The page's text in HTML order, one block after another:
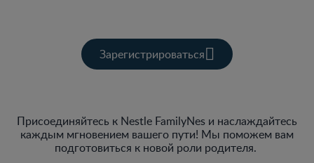
Зарегистрироваться
Присоединяйтесь к Nestle FamilyNes и наслаждайтесь
каждым мгновением вашего пути! Мы поможем вам
подготовиться к новой роли родителя.